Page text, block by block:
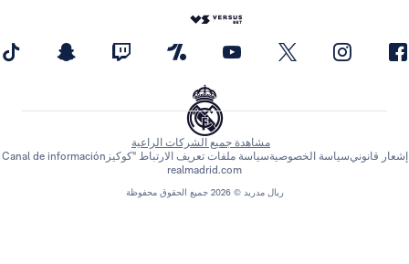
مشاهدة جميع الشركات الراعية
الخصوصيةسياسة ملفات تعريف الارتباط "كوكيز Canal de información
realmadrid.com